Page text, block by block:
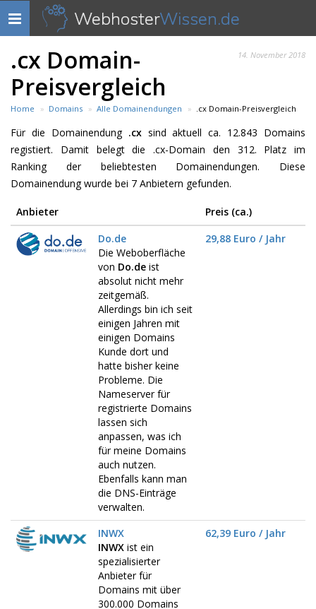
Navigation
anzeigen
WebhosterWissen.de
14. November 2018
.cx Domain-
Preisvergleich
Home Domains Alle Domainendungen .cx Domain-Preisvergleich
Für die Domainendung .cxsind aktuell ca. 12.843 Domains
registiert. Damit belegt die .cx-Domain den 312. Platz im
Ranking der beliebtesten Domainendungen. Diese
Domainendung wurde bei 7 Anbietern gefunden.
Anbieter
Preis (ca.)
Do.de
Die Weboberfläche
von Do.de ist
absolut nicht mehr
zeitgemäß.
Allerdings bin ich seit
einigen Jahren mit
einigen Domains
Kunde dort und
hatte bisher keine
Probleme. Die
Nameserver für
registrierte Domains
lassen sich
anpassen, was ich
für meine Domains
auch nutzen.
Ebenfalls kann man
die DNS-Einträge
verwalten.
29,88 Euro / Jahr
INWX
INWX ist ein
spezialisierter
Anbieter für
Domains mit über
300.000 Domains
62,39 Euro / Jahr